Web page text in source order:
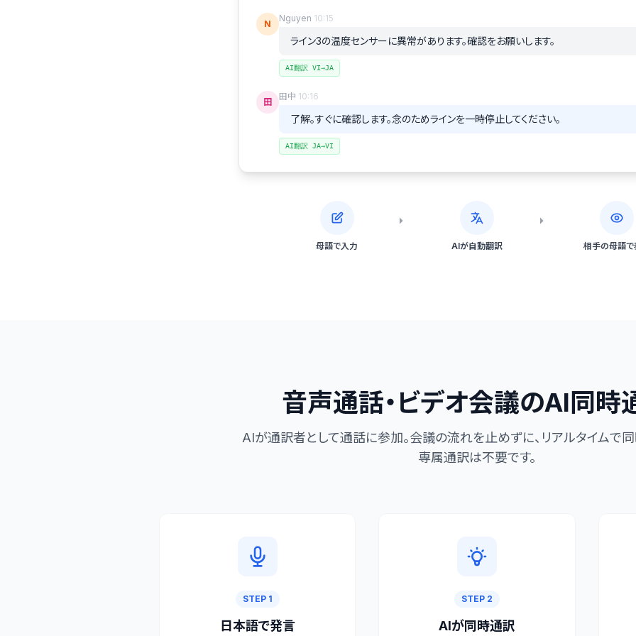
N
Nguyen 10:15
ライン3の温度センサーに異常があります。確認をお願いします。
AI翻訳 VI→JA
田
田中 10:16
了解。すぐに確認します。念のためラインを一時停止してください。
AI翻訳 JA→VI
母語で入力 AIが自動翻訳 相手の母語で
音声通話・ビデオ会議のAI同時
AIが通訳者として通話に参加。会議の流れを止めずに、リアルタイムで同
専属通訳は不要です。
STEP 1
日本語で発言
STEP 2
AIが同時通訳